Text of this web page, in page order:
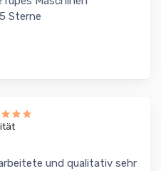
Sterne
und qualitativ sehr